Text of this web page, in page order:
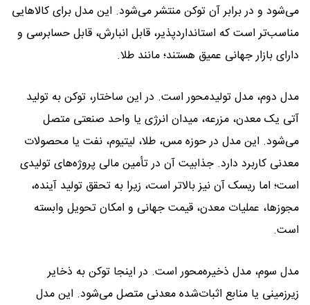
می‌شود و در برابر آن توکن منتشر می‌شود. این مدل برای کالاهایی
مناسب‌تر است که استانداردپذیر، قابل انبارش، قابل حسابرسی و
دارای بازار جهانی عمیق هستند؛ مانند طلا.
مدل دوم، مدل تولیدمحور است. در این ساختار، توکن به تولید
آتی یک معدن، مزرعه، میدان انرژی یا واحد صنعتی متصل
می‌شود. این مدل در حوزه مس، طلا، لیتیوم، نفت یا محصولات
معدنی کاربرد دارد. جذابیت آن در تأمین مالی پروژه‌های تولیدی
است؛ اما ریسک آن نیز بالاتر است، زیرا به تحقق تولید آینده،
مجوزها، عملیات معدن، قیمت جهانی و امکان تحویل وابسته
است.
مدل سوم، مدل ذخیره‌محور است. در اینجا توکن به ذخایر
زیرزمینی یا منابع اثبات‌شده معدنی متصل می‌شود. این مدل